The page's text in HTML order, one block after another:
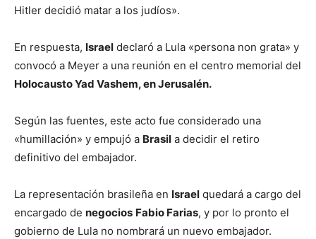
Hitler decidió matar a los judíos».
En respuesta, Israel declaró a Lula «persona non grata» y
convocó a Meyer a una reunión en el centro memorial del
Holocausto Yad Vashem, en Jerusalén.
Según las fuentes, este acto fue considerado una
«humillación» y empujó a Brasil a decidir el retiro
definitivo del embajador.
La representación brasileña en Israel quedará a cargo del
encargado de negocios Fabio Farias, y por lo pronto el
gobierno de Lula no nombrará un nuevo embajador.